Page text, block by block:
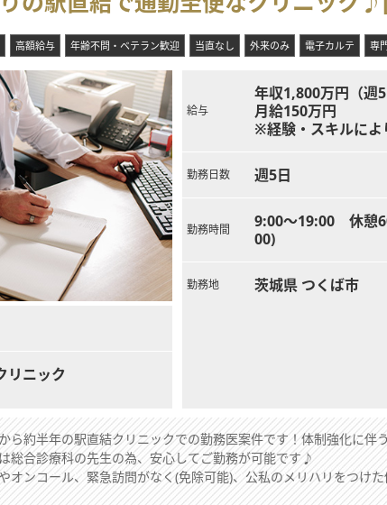
高額給与 年齢不問・ベテラン歓迎 当直なし 外来のみ 電子カルテ 専
リニック
給与
年収1,800万円（週5
月給150万円
※経験・スキルによ
勤務日数 週5日
勤務時間
9:00～19:00 休憩
00)
勤務地 茨城県 つくば市
ら約半年の駅直結クリニックでの勤務医案件です！体制強化に伴
総合診療科の先生の為、安心してご勤務が可能です♪
オンコール、緊急訪問がなく(免除可能)、公私のメリハリをつけ